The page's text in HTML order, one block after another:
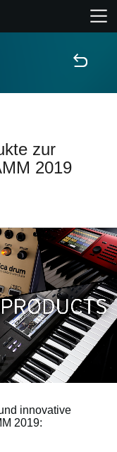
zur
2019
innovative
2019: